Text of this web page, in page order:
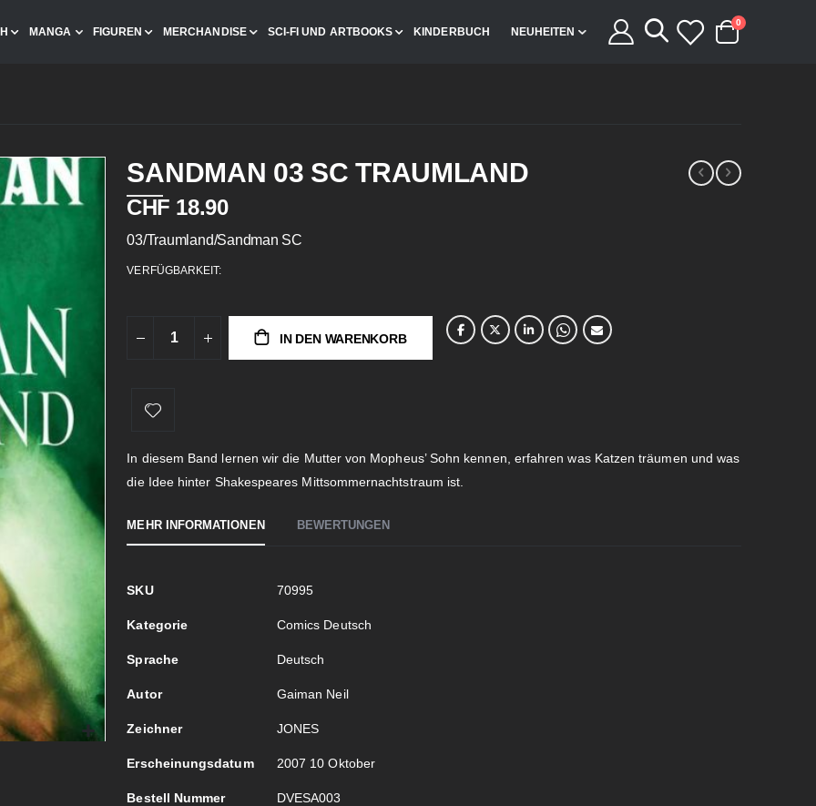
MANGA FIGUREN MERCHANDISE SCI-FI UND ARTBOOKS KINDERBUCH NEUHEITEN
Cart
0 Artikel
SANDMAN 03 SC TRAUMLAND
CHF 18.90
03/Traumland/Sandman SC
VERFÜGBARKEIT:
IN DEN WARENKORB
In diesem Band lernen wir die Mutter von Mopheus’ Sohn kennen, erfahren was Katzen träumen und was
die Idee hinter Shakespeares Mittsommernachtstraum ist.
MEHR INFORMATIONEN
Mehr
SKU 70995
Kategorie Comics Deutsch
Sprache Deutsch
Autor Gaiman Neil
Zeichner JONES
Erscheinungsdatum 2007 10 Oktober
Bestell Nummer DVESA003
BEWERTUNGEN